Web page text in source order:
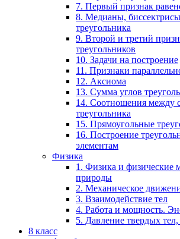
7. Первый признак
8. Медианы,
треугольника
9. Второй и третий
треугольников
10. Задачи на построение
11. Признаки
12. Аксиома
13. Сумма углов
14. Соотношения между
треугольника
15. Прямоугольные
16. Построение
элементам
Физика
1. Физика и физические
природы
2. Механическое
3. Взаимодействие тел
4. Работа и мощность.
5. Давление твердых
8 класс